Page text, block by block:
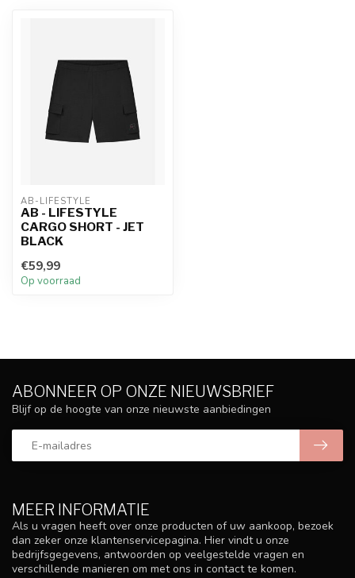
AB-LIFESTYLE
AB - LIFESTYLE
CARGO SHORT - JET
BLACK
€59,99
Op voorraad
MEER INFORMATIE
Als u vragen heeft over onze producten of uw aankoop, bezoek
dan zeker onze klantenservicepagina. Hier vindt u onze
bedrijfsgegevens, antwoorden op veelgestelde vragen en
verschillende manieren om met ons in contact te komen.
ABONNEER OP ONZE NIEUWSBRIEF
Blijf op de hoogte van onze nieuwste aanbiedingen